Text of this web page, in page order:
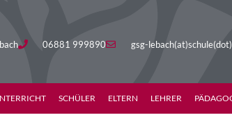
06881 999890 gsg-
SCHÜLER ELTERN LEHRER